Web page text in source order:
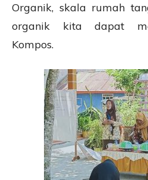
Organik, skala rumah
organik kita dapat
Kompos.